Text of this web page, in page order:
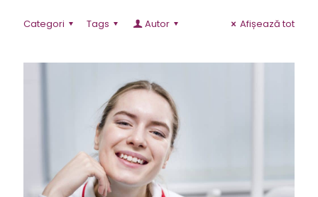
Categori Tags Autor Afișează tot